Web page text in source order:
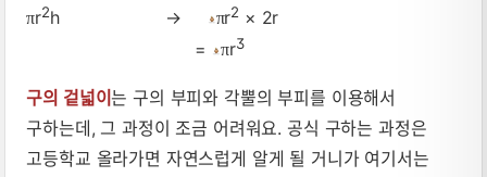
πr2h → πr2 × 2r
=
πr3
구의 겉넓이는 구의 부피와 각뿔의 부피를 이용해서
구하는데, 그 과정이 조금 어려워요. 공식 구하는 과정은
고등학교 올라가면 자연스럽게 알게 될 거니가 여기서는